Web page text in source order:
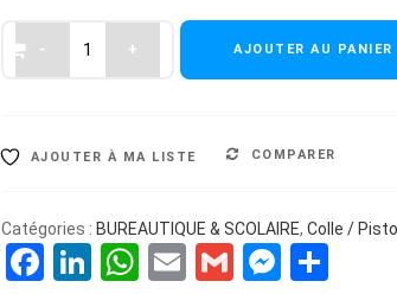
AJOUTER AU PANIER
AJOUTER À MA LISTE COMPARER
Catégories : BUREAUTIQUE & SCOLAIRE,Colle /
Facebook
LinkedIn
WhatsApp
EmailGmail